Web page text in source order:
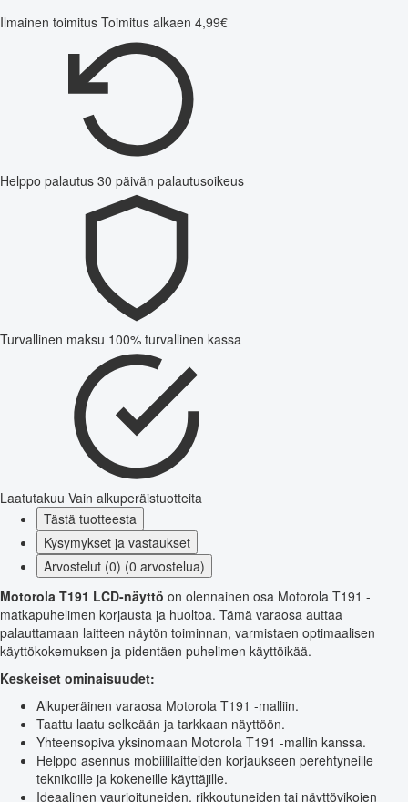
Ilmainen toimitus Toimitus alkaen 4,99€
Helppo palautus 30 päivän palautusoikeus
Turvallinen maksu 100% turvallinen kassa
Laatutakuu Vain alkuperäistuotteita
Tästä tuotteesta
Kysymykset ja vastaukset
Arvostelut (0) (0 arvostelua)
Motorola T191 LCD-näyttö on olennainen osa Motorola T191 -
matkapuhelimen korjausta ja huoltoa. Tämä varaosa auttaa
palauttamaan laitteen näytön toiminnan, varmistaen optimaalisen
käyttökokemuksen ja pidentäen puhelimen käyttöikää.
Keskeiset ominaisuudet:
Alkuperäinen varaosa Motorola T191 -malliin.
Taattu laatu selkeään ja tarkkaan näyttöön.
Yhteensopiva yksinomaan Motorola T191 -mallin kanssa.
Helppo asennus mobiililaitteiden korjaukseen perehtyneille
teknikoille ja kokeneille käyttäjille.
Ideaalinen vaurioituneiden, rikkoutuneiden tai näyttövikojen